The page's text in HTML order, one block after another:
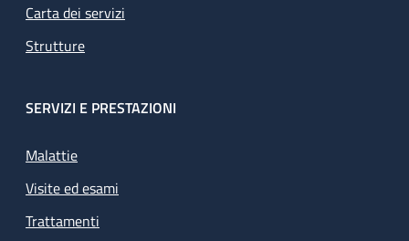
Carta dei servizi
Strutture
SERVIZI E PRESTAZIONI
Malattie
Visite ed esami
Trattamenti